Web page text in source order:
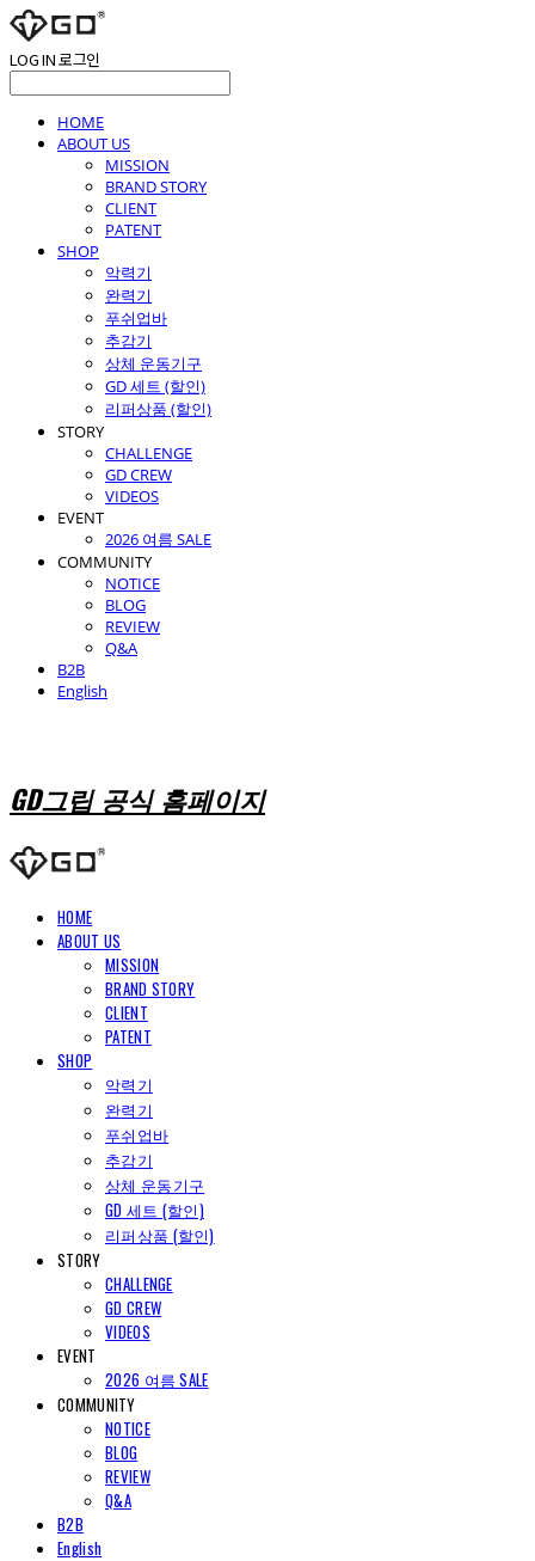
LOG IN로그인
HOME
ABOUT US
MISSION
BRAND STORY
CLIENT
PATENT
SHOP
악력기
완력기
푸쉬업바
추감기
상체 운동기구
GD 세트 (할인)
리퍼상품 (할인)
STORY
CHALLENGE
GD CREW
VIDEOS
EVENT
2026 여름 SALE
COMMUNITY
NOTICE
BLOG
REVIEW
Q&A
B2B
English
GD그립 공식 홈페이지
HOME
ABOUT US
MISSION
BRAND STORY
CLIENT
PATENT
SHOP
악력기
완력기
푸쉬업바
추감기
상체 운동기구
GD 세트 (할인)
리퍼상품 (할인)
STORY
CHALLENGE
GD CREW
VIDEOS
EVENT
2026 여름 SALE
COMMUNITY
NOTICE
BLOG
REVIEW
Q&A
B2B
English